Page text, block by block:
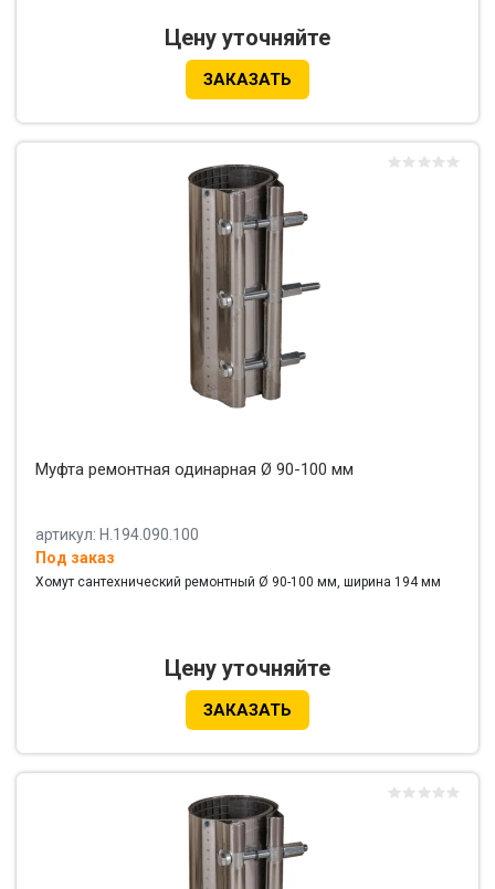
Цену уточняйте
ЗАКАЗАТЬ
Муфта ремонтная одинарная Ø 90-100 мм
артикул: Н.194.090.100
Под заказ
Хомут сантехнический ремонтный Ø 90-100 мм, ширина 194 мм
Цену уточняйте
ЗАКАЗАТЬ